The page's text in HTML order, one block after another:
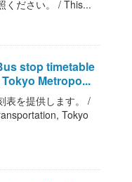
ください。 / This...
stop timetable
Metropo...
表を提供します。 /
Tokyo